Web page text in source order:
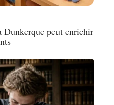
Dunkerque peut enrichir